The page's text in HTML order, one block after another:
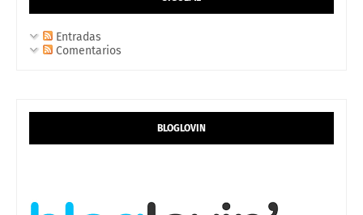
Entradas
Comentarios
BLOGLOVIN